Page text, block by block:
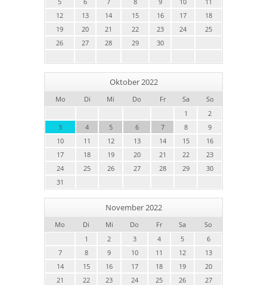
12
13 14 15 16 17
18
19
20 21 22 23 24
25
26
27 28 29 30
Oktober 2022
Mo Di Mi Do Fr Sa
So
1
2
3
4 5 6 7 8
9
10
11 12 13 14 15
16
17
18 19 20 21 22
23
24
25 26 27 28 29
30
31
November 2022
Mo Di Mi Do Fr Sa
So
1
2 3 4 5
6
7
8 9 10 11 12
13
14
15 16 17 18 19
20
21
22 23 24 25 26
27